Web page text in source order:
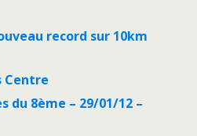
record sur 10km
Centre
du 8ème – 29/01/12 –